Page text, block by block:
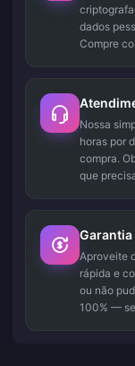
dados
Compre
Nossa
horas por
compra.
que
Aproveite
rápida e
ou não
100% —